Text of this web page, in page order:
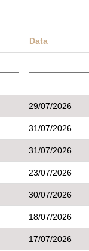
Data
29/07/2026
31/07/2026
31/07/2026
23/07/2026
30/07/2026
18/07/2026
17/07/2026